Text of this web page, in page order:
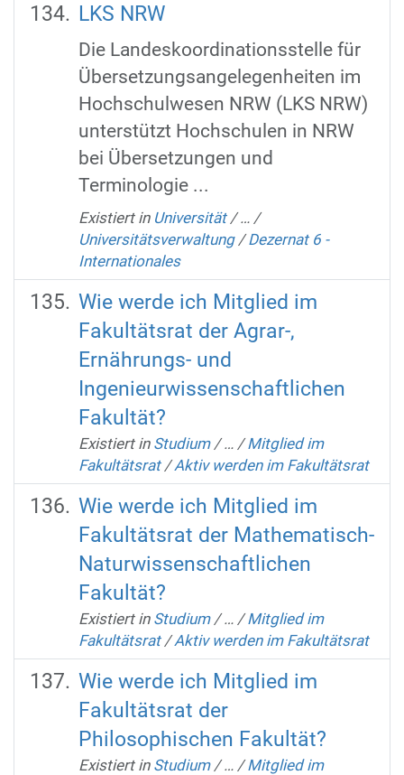
LKS NRW
Die Landeskoordinationsstelle für
Übersetzungsangelegenheiten im
Hochschulwesen NRW (LKS NRW)
unterstützt Hochschulen in NRW
bei Übersetzungen und
Terminologie ...
Existiert in Universität /… /
Universitätsverwaltung /Dezernat 6 -
Internationales
Wie werde ich Mitglied im
Fakultätsrat der Agrar-,
Ernährungs- und
Ingenieurwissenschaftlichen
Fakultät?
Existiert in Studium /… /Mitglied im
Fakultätsrat /Aktiv werden im Fakultätsrat
Wie werde ich Mitglied im
Fakultätsrat der Mathematisch-
Naturwissenschaftlichen
Fakultät?
Existiert in Studium /… /Mitglied im
Fakultätsrat /Aktiv werden im Fakultätsrat
Wie werde ich Mitglied im
Fakultätsrat der
Philosophischen Fakultät?
Existiert in Studium /… /Mitglied im